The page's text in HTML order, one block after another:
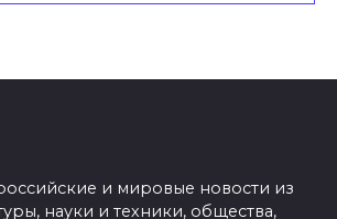
и мировые новости из
науки и техники, общества,